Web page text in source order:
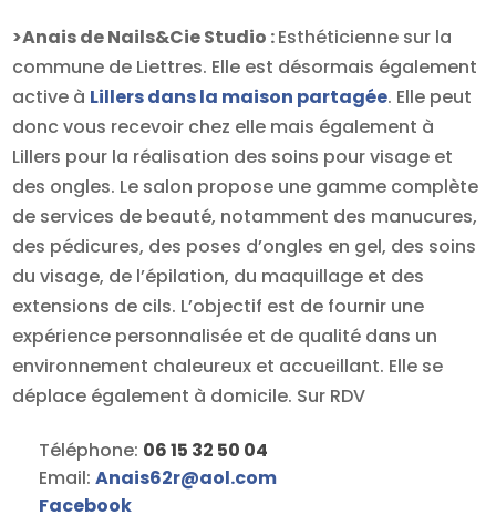
>Anais de Nails&Cie Studio :Esthéticienne sur la
commune de Liettres. Elle est désormais également
active à Lillers dans la maison partagée. Elle peut
donc vous recevoir chez elle mais également à
Lillers pour la réalisation des soins pour visage et
des ongles. Le salon propose une gamme complète
de services de beauté, notamment des manucures,
des pédicures, des poses d’ongles en gel, des soins
du visage, de l’épilation, du maquillage et des
extensions de cils. L’objectif est de fournir une
expérience personnalisée et de qualité dans un
environnement chaleureux et accueillant. Elle se
déplace également à domicile. Sur RDV
Téléphone: 06 15 32 50 04
Email:Anais62r@aol.com
Facebook